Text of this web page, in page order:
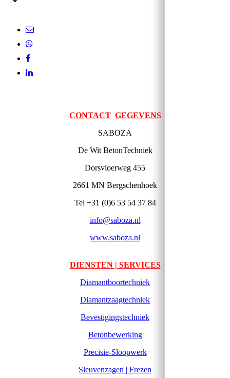
CONTACT GEGEVENS
SABOZA
De Wit BetonTechniek
Dorsvloerweg 455
2661 MN Bergschenhoek
Tel +31 (0)6 53 54 37 84
info@saboza.nl
www.saboza.nl
DIENSTEN | SERVICES
Diamantboortechniek
Diamantzaagtechniek
Bevestigingstechniek
Betonbewerking
Precisie-Sloopwerk
Sleuvenzagen | Frezen